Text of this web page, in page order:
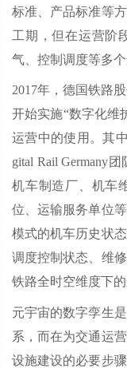
标准、产品标准等
工期，但在运营阶
气、控制调度等多
2017年，德国铁路
开始实施“数字化维
运营中的使用。其
gital Rail Germany
机车制造厂、机车
位、运输服务单位
模式的机车历史状
调度控制状态、维
铁路全时空维度下的
元宇宙的数字孪生
系，而在为交通运
设施建设的必要步